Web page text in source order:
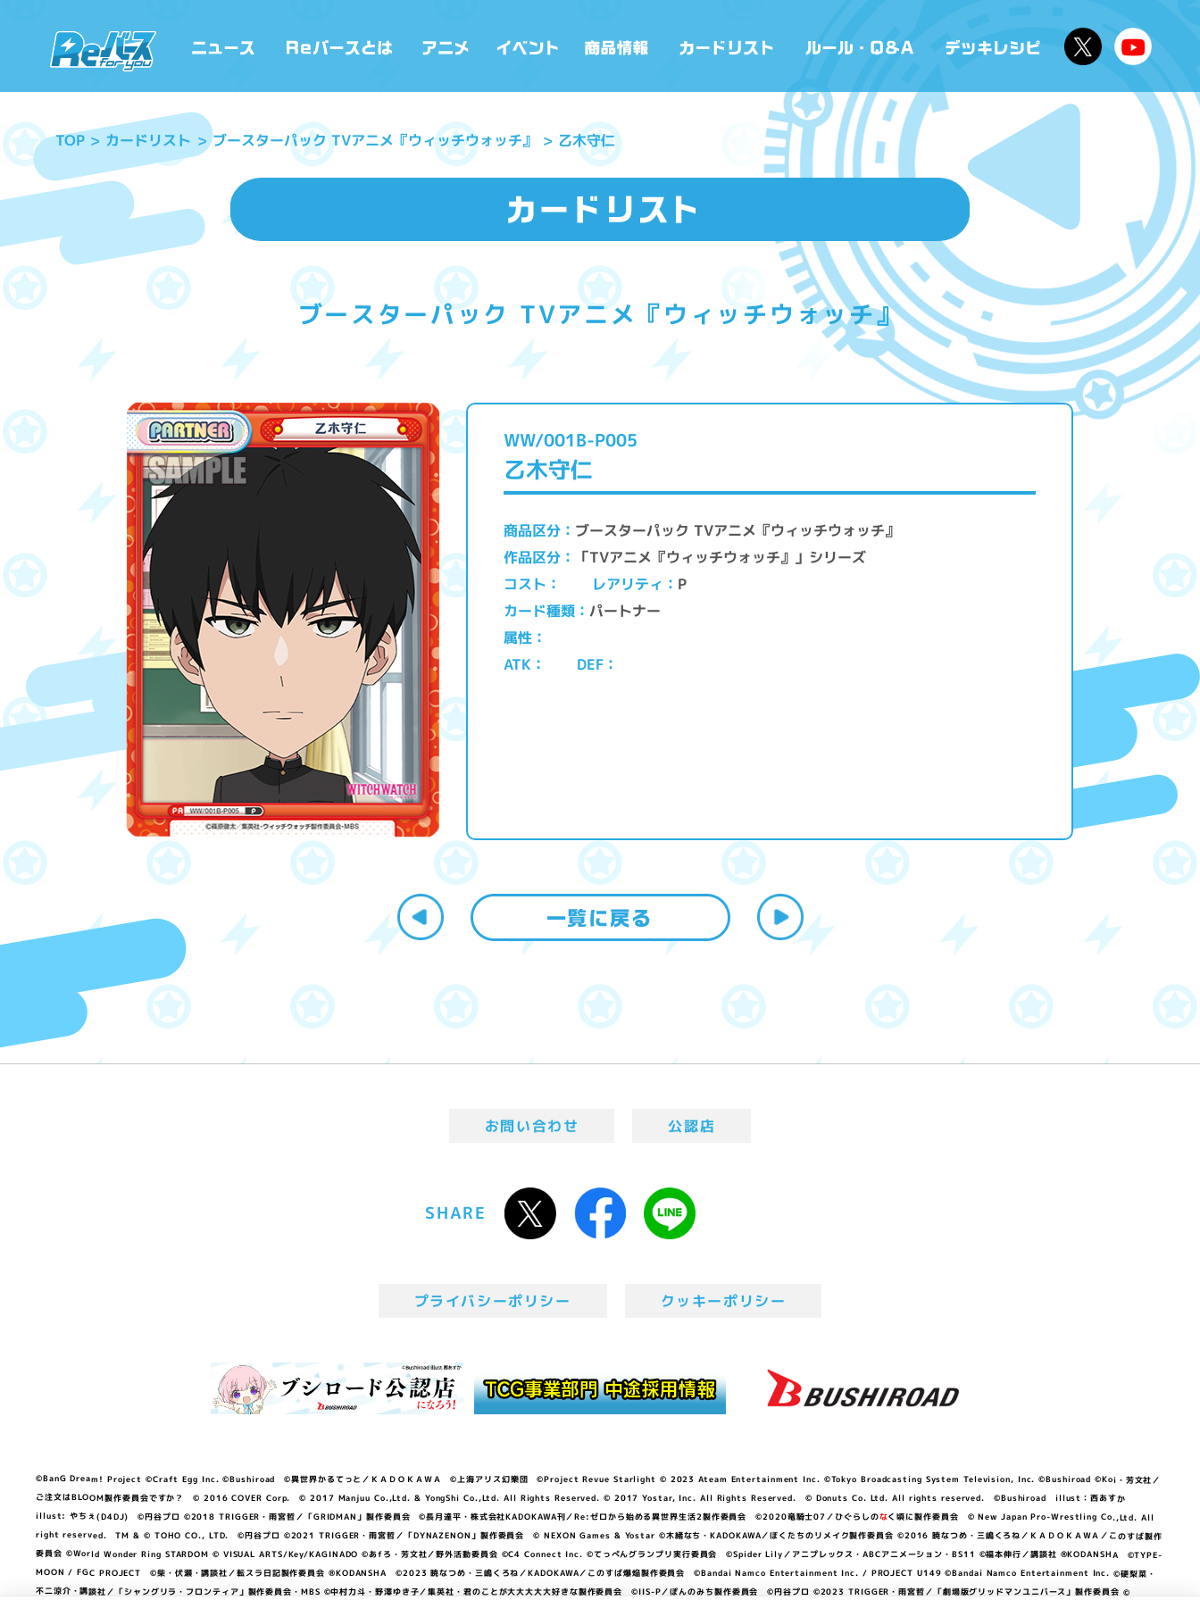
TOP カードリスト ブースターパック TVアニメ『ウィッチウォッチ』 乙木守仁
ブースターパック TVアニメ『ウィッチウォッチ』
WW/001B-P005
乙木守仁
商品区分 ブースターパック TVアニメ『ウィッチウォッチ』
作品区分 「TVアニメ『ウィッチウォッチ』」シリーズ
コスト レアリティ P
カード種類 パートナー
属性
ATK DEF
お問い合わせ 公認店
SHARE
プライバシーポリシー クッキーポリシー
©BanG Dream! Project ©Craft Egg Inc. ©Bushiroad ©異世界かるてっと／ＫＡＤＯＫＡＷＡ ©上海アリス幻樂団 ©Project Revue Starlight © 2023 Ateam Entertainment Inc. ©Tokyo Broadcasting System Television, Inc. ©Bushiroad ©Koi・芳文社／
ご注文はBLOOM製作委員会ですか？ © 2016 COVER Corp. © 2017 Manjuu Co.,Ltd. & YongShi Co.,Ltd. All Rights Reserved. © 2017 Yostar, Inc. All Rights Reserved. © Donuts Co. Ltd. All rights reserved. ©Bushiroad illust：西あすか
illust: やちぇ(D4DJ) ©円谷プロ ©2018 TRIGGER・雨宮哲／「GRIDMAN」製作委員会 ©長月達平・株式会社KADOKAWA刊／Re:ゼロから始める異世界生活2製作委員会 ©2020竜騎士07／ひぐらしのなく頃に製作委員会 © New Japan Pro-Wrestling Co.,Ltd. All
right reserved. TM & © TOHO CO., LTD. ©円谷プロ ©2021 TRIGGER・雨宮哲／「DYNAZENON」製作委員会 © NEXON Games & Yostar ©木緒なち・KADOKAWA／ぼくたちのリメイク製作委員会 ©2016 暁なつめ・三嶋くろね／ＫＡＤＯＫＡＷＡ／このすば製作
委員会 ©World Wonder Ring STARDOM © VISUAL ARTS/Key/KAGINADO ©あfろ・芳文社／野外活動委員会 ©C4 Connect Inc. ©てっぺんグランプリ実行委員会 ©Spider Lily／アニプレックス・ABCアニメーション・BS11 ©福本伸行／講談社 ®KODANSHA ©TYPE-
MOON / FGC PROJECT ©柴・伏瀬・講談社／転スラ日記製作委員会 ®KODANSHA ©2023 暁なつめ・三嶋くろね／KADOKAWA／このすば爆焔製作委員会 ©Bandai Namco Entertainment Inc. / PROJECT U149 ©Bandai Namco Entertainment Inc. ©硬梨菜・
不二涼介・講談社／「シャングリラ・フロンティア」製作委員会・MBS ©中村力斗・野澤ゆき子／集英社・君のことが大大大大大好きな製作委員会 ©IIS-P／ぽんのみち製作委員会 ©円谷プロ ©2023 TRIGGER・雨宮哲／「劇場版グリッドマンユニバース」製作委員会 ©